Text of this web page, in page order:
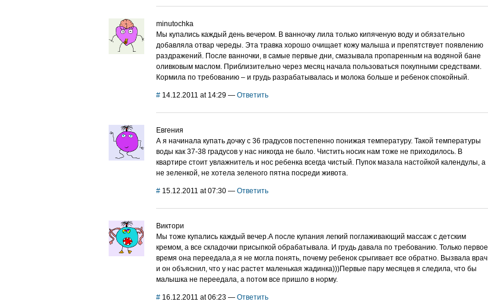
minutochka
Мы купались каждый день вечером. В ванночку лила только кипяченую воду и обязательно
добавляла отвар череды. Эта травка хорошо очищает кожу малыша и препятствует появлению
раздражений. После ванночки, в самые первые дни, смазывала пропаренным на водяной бане
оливковым маслом. Приблизительно через месяц начала пользоваться покупными средствами.
Кормила по требованию – и грудь разрабатывалась и молока больше и ребенок спокойный.
# 14.12.2011 at 14:29 — Ответить
Евгения
А я начинала купать дочку с 36 градусов постепенно понижая температуру. Такой температуры
воды как 37-38 градусов у нас никогда не было. Чистить носик нам тоже не приходилось. В
квартире стоит увлажнитель и нос ребенка всегда чистый. Пупок мазала настойкой календулы, а
не зеленкой, не хотела зеленого пятна посреди живота.
# 15.12.2011 at 07:30 — Ответить
Виктори
Мы тоже купались каждый вечер.А после купания легкий поглаживающий массаж с детским
кремом, а все складочки присыпкой обрабатывала. И грудь давала по требованию. Только первое
время она переедала,а я не могла понять, почему ребенок срыгивает все обратно. Вызвала врач
и он объяснил, что у нас растет маленькая жадинка)))Первые пару месяцев я следила, что бы
малышка не переедала, а потом все пришло в норму.
# 16.12.2011 at 06:23 — Ответить